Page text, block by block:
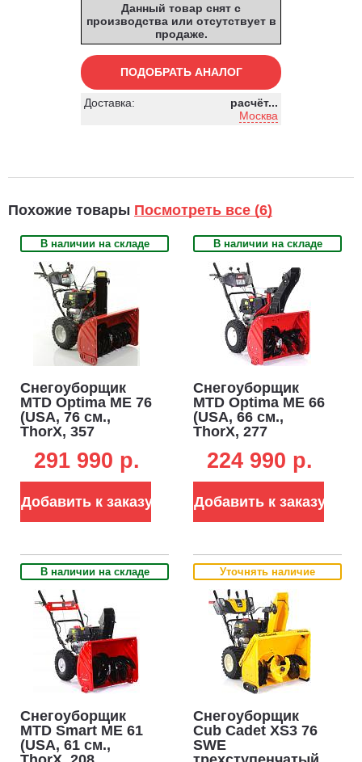
Данный товар снят с
производства или отсутствует в
продаже.
ПОДОБРАТЬ АНАЛОГ
Доставка:
расчёт...
Москва
Похожие товары Посмотреть все (6)
В наличии на складе
Снегоуборщик
MTD Optima ME 76
(USA, 76 см.,
ThorX, 357
стартер 220В,
разблокировка
кг.)
291 990 p.
Добавить к заказу
В наличии на складе
Снегоуборщик
MTD Optima ME 66
(USA, 66 см.,
ThorX, 277
стартер 220В,
разблокировка
кг.)
224 990 p.
Добавить к заказу
В наличии на складе
Снегоуборщик
MTD Smart ME 61
(USA, 61 см.,
Уточнять наличие
Снегоуборщик
Cub Cadet XS3 76
SWE